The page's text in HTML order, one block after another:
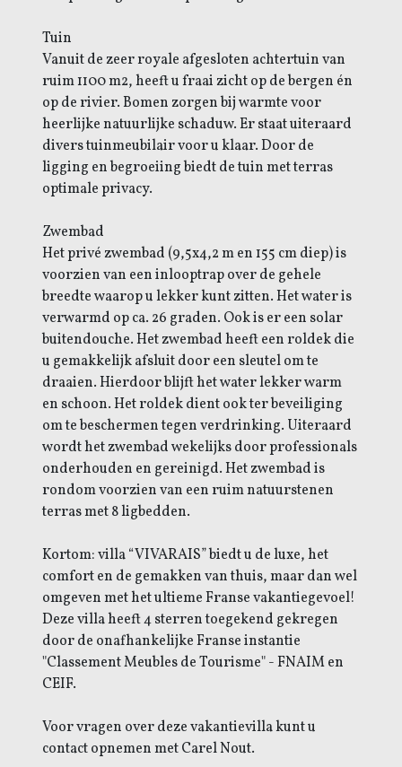
Tuin
Vanuit de zeer royale afgesloten achtertuin van
ruim 1100 m2, heeft u fraai zicht op de bergen én
op de rivier. Bomen zorgen bij warmte voor
heerlijke natuurlijke schaduw. Er staat uiteraard
divers tuinmeubilair voor u klaar. Door de
ligging en begroeiing biedt de tuin met terras
optimale privacy.
Zwembad
Het privé zwembad (9,5x4,2 m en 155 cm diep) is
voorzien van een inlooptrap over de gehele
breedte waarop u lekker kunt zitten. Het water is
verwarmd op ca. 26 graden. Ook is er een solar
buitendouche. Het zwembad heeft een roldek die
u gemakkelijk afsluit door een sleutel om te
draaien. Hierdoor blijft het water lekker warm
en schoon. Het roldek dient ook ter beveiliging
om te beschermen tegen verdrinking. Uiteraard
wordt het zwembad wekelijks door professionals
onderhouden en gereinigd. Het zwembad is
rondom voorzien van een ruim natuurstenen
terras met 8 ligbedden.
Kortom: villa “VIVARAIS” biedt u de luxe, het
comfort en de gemakken van thuis, maar dan wel
omgeven met het ultieme Franse vakantiegevoel!
Deze villa heeft 4 sterren toegekend gekregen
door de onafhankelijke Franse instantie
"Classement Meubles de Tourisme" - FNAIM en
CEIF.
Voor vragen over deze vakantievilla kunt u
contact opnemen met Carel Nout.